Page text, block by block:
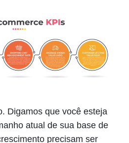
Digamos que você esteja
atual de sua base de
precisam ser